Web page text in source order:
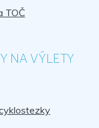
TOČ
NA VÝLETY